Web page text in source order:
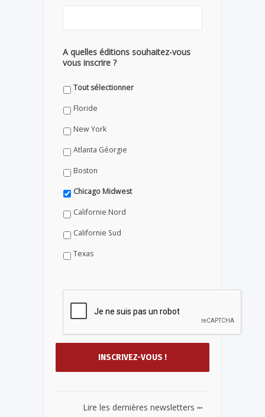
A quelles éditions souhaitez-vous
vous inscrire ?
Tout sélectionner
Floride
New York
Atlanta Géorgie
Boston
Chicago Midwest
Californie Nord
Californie Sud
Texas
Lire les dernières newsletters ...